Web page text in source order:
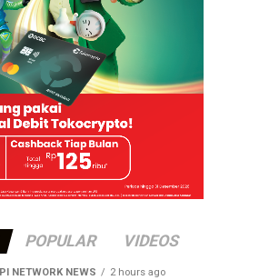
POPULAR VIDEOS
PI NETWORK NEWS 2 hours ago